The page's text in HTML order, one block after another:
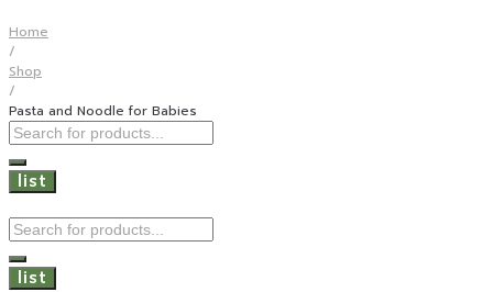
Home
/
Shop
/
Pasta and Noodle for Babies
Search
...
list
Search
...
list